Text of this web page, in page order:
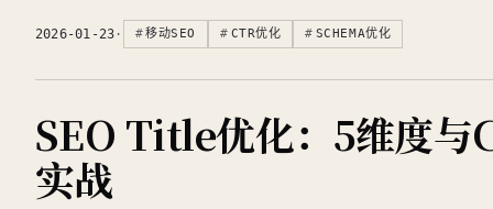
2026-01-23 · 移动SEO CTR优化 SCHEMA优化
SEO Title优化：5维度与
实战